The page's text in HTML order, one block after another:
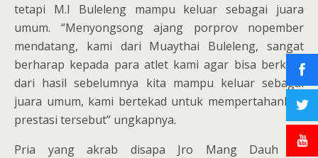
tetapi M.I Buleleng mampu keluar sebagai juara
umum. “Menyongsong ajang porprov nopember
mendatang, kami dari Muaythai Buleleng, sangat
berharap kepada para atlet kami agar bisa berkaca
dari hasil sebelumnya kita mampu keluar sebagai
juara umum, kami bertekad untuk mempertahankan
prestasi tersebut” ungkapnya.
Pria yang akrab disapa Jro Mang Dauh ini